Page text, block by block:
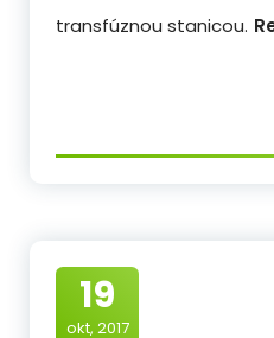
transfúznou stanicou.
19
okt, 2017